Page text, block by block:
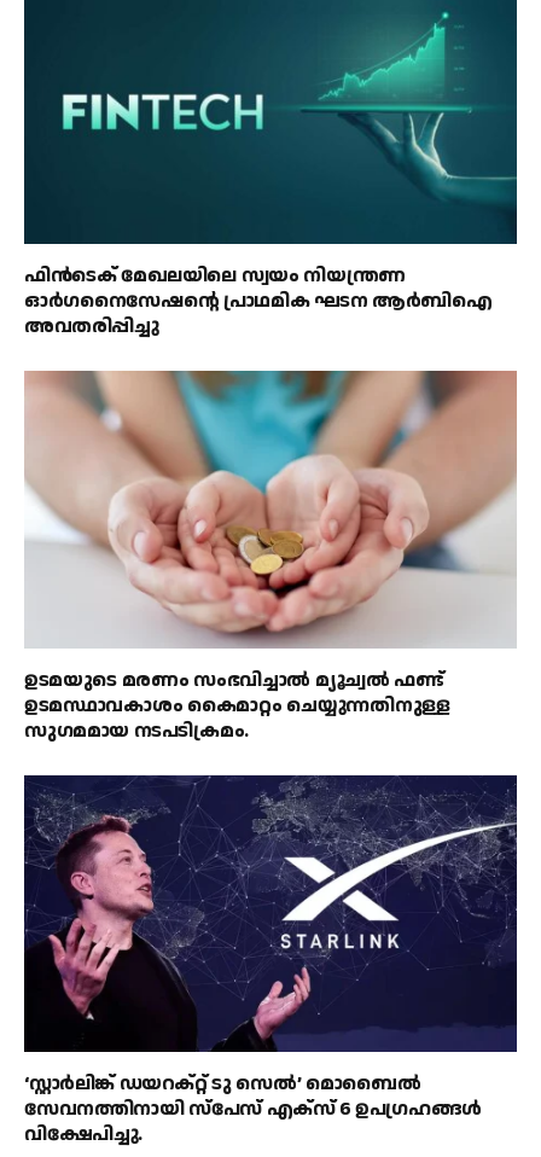
ഫിൻ‌ടെക് മേഖലയിലെ സ്വയം നിയന്ത്രണ
ഓർഗനൈസേഷന്റെ പ്രാഥമിക ഘടന ആർ‌ബി‌ഐ
അവതരിപ്പിച്ചു
ഉടമയുടെ മരണം സംഭവിച്ചാൽ മ്യൂച്വൽ ഫണ്ട്
ഉടമസ്ഥാവകാശം കൈമാറ്റം ചെയ്യുന്നതിനുള്ള
സുഗമമായ നടപടിക്രമം.
‘സ്റ്റാർലിങ്ക് ഡയറക്റ്റ് ടു സെൽ’ മൊബൈൽ
സേവനത്തിനായി സ്‌പേസ് എക്‌സ് 6 ഉപഗ്രഹങ്ങൾ
വിക്ഷേപിച്ചു.